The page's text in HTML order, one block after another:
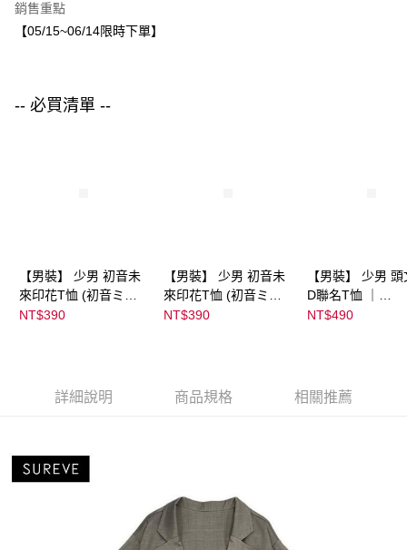
每筆NT$80，滿NT$1,500(含以上)免運費
宅配
銷售重點
【05/15~06/14限時下單】
-- 必買清單 --
【男裝】 少男 初音未
來印花T恤 (初音ミク)
｜
NT$390
【男裝】 少男 初音未
來印花T恤 (初音ミク)
｜
NT$390
【男裝】 少男
D聯名T恤 ｜
NT$490
詳細說明 商品規格 相關推薦